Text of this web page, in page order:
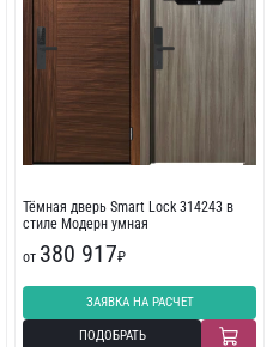
Тёмная дверь Smart Lock 314243 в
стиле Модерн умная
от 380 917₽
ЗАЯВКА НА РАСЧЕТ
ПОДОБРАТЬ